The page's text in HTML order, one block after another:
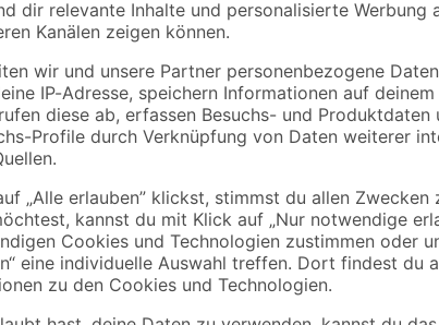
Hochbeete 2,1 x 1,1 m
6,92
15,99 € / Pack
0,27 € / Liter
Der Montagebalken 'Winnetoo
unten am Turm montiert.
welche die Anforderungen für